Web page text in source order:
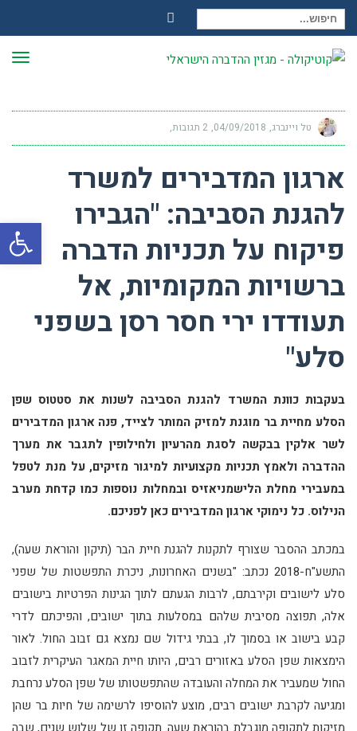
חיפוש עבור:
Facebook
טל ויינברג 04/09/2018 2 תגובות
ארגון המדבירים למשרד
להגנת הסביבה: "הגבירו
פיקוח על תכניות הדברה
ברשויות המקומיות, אל
תעודדו ירי חסר רסן בשפני
סלע"
בעקבות כוונת המשרד להגנת הסביבה לשנות את סטטוס שפן
הסלע מחיית בר מוגנת למזיק המותר לצייד, פנה ארגון המדבירים
לשר אלקין בבקשה לסגת מהרעיון ולחילופין לתגבר את מערך
ההדברה ולאמץ תכניות מקצועיות למיגור מזיקים, על מנת לטפל
במעבירי מחלת הלישמניאזיס ובמחלות נוספות כמו קדחת מערב
הנילוס. כל נימוקי ארגון המדבירים כאן לפניכם.
במכתב ההסבר שצורף לתקנות להגנת חיית הבר (תיקון והוראת שעה),
התשע"ח-2018 נכתב: "בשנים האחרונות, ניכרת התפשטות של שפני
סלע לישובים וקירבתם, לרבות הגעתם לתוך הגינות הפרטיות בישובים
אלה, תפוצה מסיבית שלהם במסלעות בתוך ישובים, והפיכתם לדרי
קבע בישוב או בסמוך לו, בבתי גידול שם נמצא גם זבוב החול. לאור
הימצאות שפן הסלע באזורים רבים, היותו חיית המאגר העיקרית לזבוב
החול שמעביר את המחלה והעובדה שהתפשטותו של שפן הסלע נרחבת
ומגיעה לקרבת ישובים רבים, מוצע להוסיפו לרשימה של חיות בר שהן